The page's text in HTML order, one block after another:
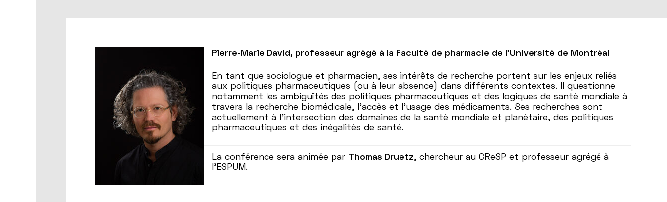
Pierre-Marie David, professeur agrégé à la Faculté de pharmacie de l'Université de Montréal
En tant que sociologue et pharmacien, ses intérêts de recherche portent sur les enjeux reliés
aux politiques pharmaceutiques (ou à leur absence) dans différents contextes. Il questionne
notamment les ambiguïtés des politiques pharmaceutiques et des logiques de santé mondiale à
travers la recherche biomédicale, l’accès et l’usage des médicaments. Ses recherches sont
actuellement à l’intersection des domaines de la santé mondiale et planétaire, des politiques
pharmaceutiques et des inégalités de santé.
La conférence sera animée par Thomas Druetz, chercheur au CReSP et professeur agrégé à
l’ESPUM.